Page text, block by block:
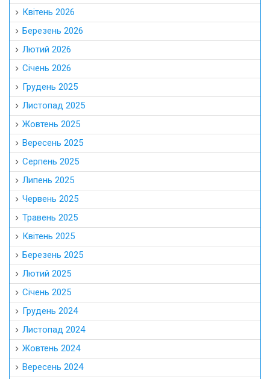
Квітень 2026
Березень 2026
Лютий 2026
Січень 2026
Грудень 2025
Листопад 2025
Жовтень 2025
Вересень 2025
Серпень 2025
Липень 2025
Червень 2025
Травень 2025
Квітень 2025
Березень 2025
Лютий 2025
Січень 2025
Грудень 2024
Листопад 2024
Жовтень 2024
Вересень 2024